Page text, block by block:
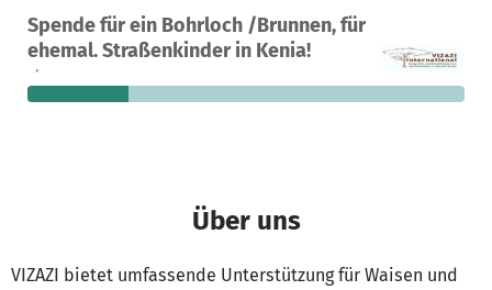
Spende für ein Bohrloch /Brunnen, für
ehemal. Straßenkinder in Kenia!
Ein Projekt in Kamulu , Kenia
19 23 % 3.838 €
fehlen noch
Über uns
VIZAZI bietet umfassende Unterstützung für Waisen und